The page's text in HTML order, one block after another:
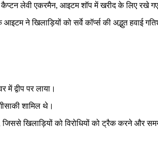
लेवी एकरमैन, आइटम शॉप में खरीद के लिए रखे
ने खिलाड़ियों को सर्वे कॉर्प्स की अद्भुत
द्वीप पर लाया।
शामिल थे।
खिलाड़ियों को विरोधियों को ट्रैक करने और